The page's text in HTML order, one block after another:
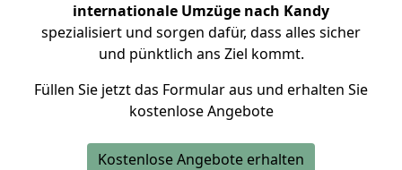
internationale Umzüge nach Kandy
spezialisiert und sorgen dafür, dass alles sicher
und pünktlich ans Ziel kommt.
Füllen Sie jetzt das Formular aus und erhalten Sie
kostenlose Angebote
Kostenlose Angebote erhalten